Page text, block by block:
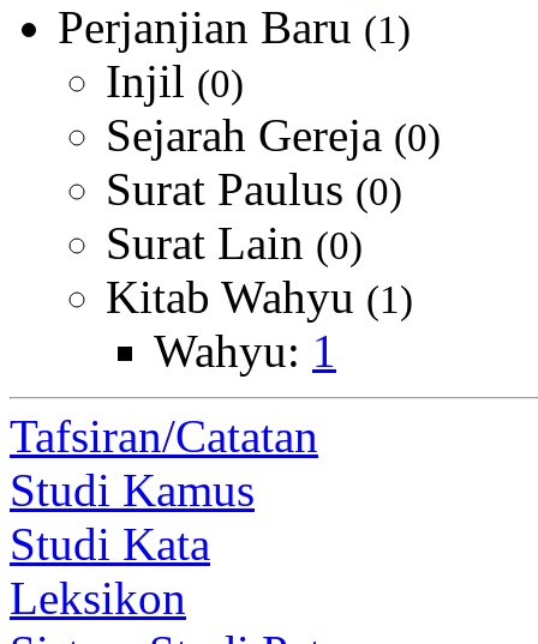
Perjanjian Baru (1)
Injil (0)
Sejarah Gereja (0)
Surat Paulus (0)
Surat Lain (0)
Kitab Wahyu (1)
Wahyu: 1
Tafsiran/Catatan
Studi Kamus
Studi Kata
Leksikon